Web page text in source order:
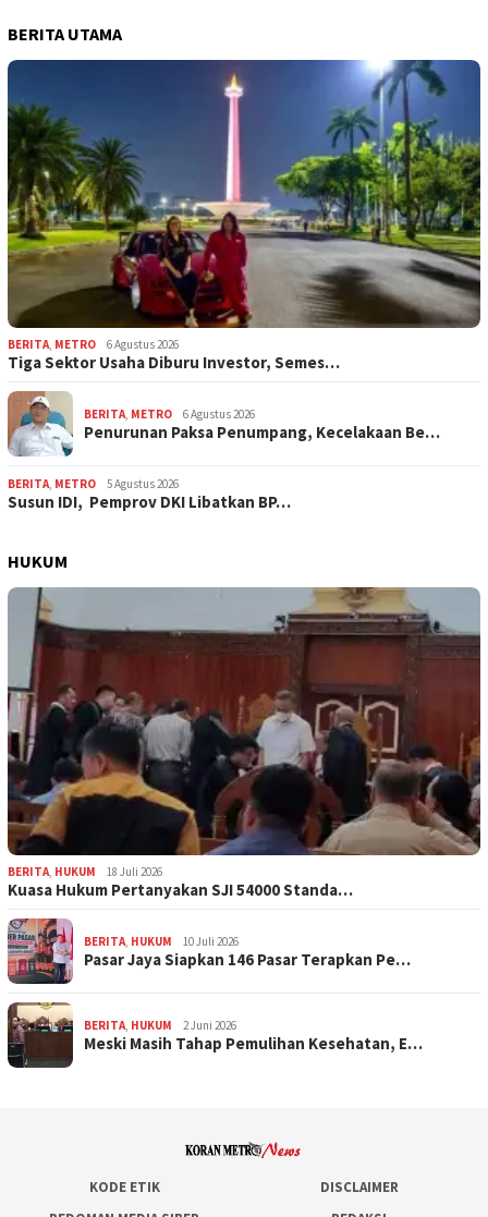
BERITA UTAMA
BERITA, METRO 6 Agustus 2026
Tiga Sektor Usaha Diburu Investor, Semes…
BERITA, METRO 6 Agustus 2026
Penurunan Paksa Penumpang, Kecelakaan Be…
BERITA, METRO 5 Agustus 2026
Susun IDI, Pemprov DKI Libatkan BP…
HUKUM
BERITA HUKUM 18 Juli 2026
Kuasa Hukum Pertanyakan SJI 54000 Standa…
BERITA HUKUM 10 Juli 2026
Pasar Jaya Siapkan 146 Pasar Terapkan Pe…
BERITA HUKUM 2 Juni 2026
Meski Masih Tahap Pemulihan Kesehatan, E…
KODE ETIK
DISCLAIMER